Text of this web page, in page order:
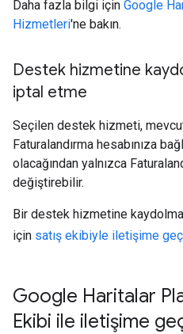
Daha fazla bilgi için Google
Hizmetleri'ne bakın.
Destek hizmetine
iptal etme
Seçilen destek hizmeti,
Faturalandırma hesabınıza
olacağından yalnızca
değiştirebilir.
Bir destek hizmetine
için satış ekibiyle iletişime
Google Haritalar
Ekibi ile iletişime